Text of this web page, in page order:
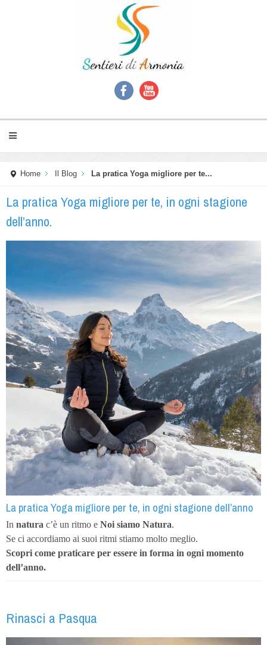
Home Il Blog La pratica Yoga migliore per te...
La pratica Yoga migliore per te, in ogni stagione
dell’anno.
La pratica Yoga migliore per te, in ogni stagione dell’anno
In natura c’è un ritmo e Noi siamo Natura.
Se ci accordiamo ai suoi ritmi stiamo molto meglio.
Scopri come praticare per essere in forma in ogni momento
dell’anno.
Rinasci a Pasqua